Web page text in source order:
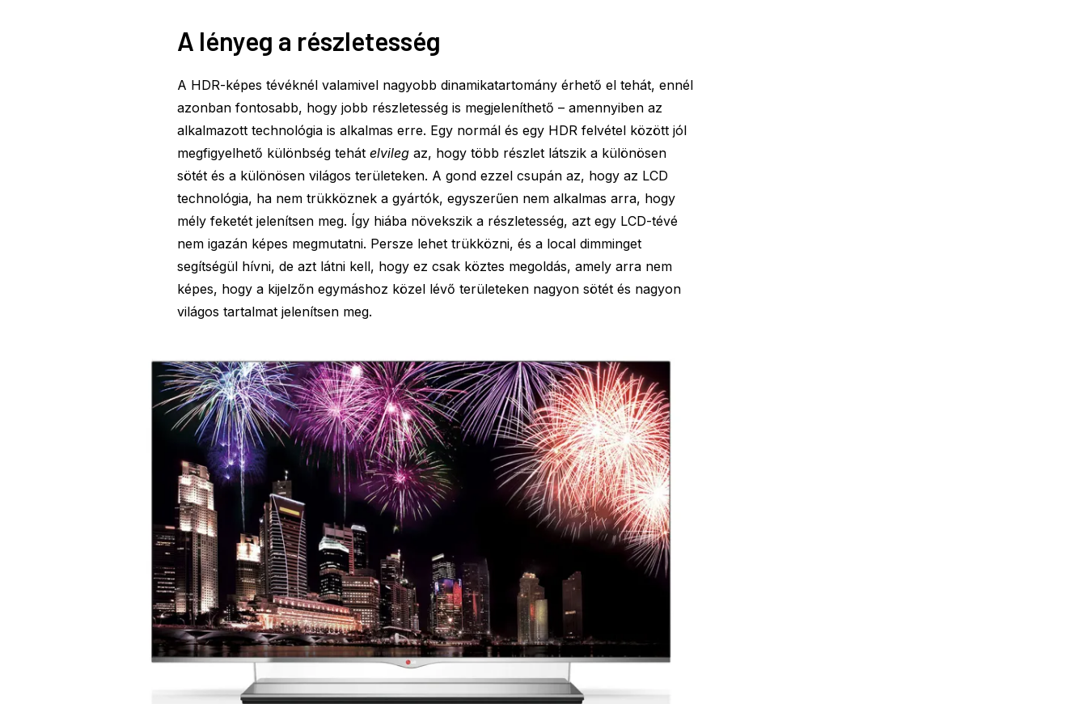
A lényeg a részletesség
A HDR-képes tévéknél valamivel nagyobb dinamikatartomány érhető el tehát, ennél
azonban fontosabb, hogy jobb részletesség is megjeleníthető – amennyiben az
alkalmazott technológia is alkalmas erre. Egy normál és egy HDR felvétel között jól
megfigyelhető különbség tehát elvileg az, hogy több részlet látszik a különösen
sötét és a különösen világos területeken. A gond ezzel csupán az, hogy az LCD
technológia, ha nem trükköznek a gyártók, egyszerűen nem alkalmas arra, hogy
mély feketét jelenítsen meg. Így hiába növekszik a részletesség, azt egy LCD-tévé
nem igazán képes megmutatni. Persze lehet trükközni, és a local dimminget
segítségül hívni, de azt látni kell, hogy ez csak köztes megoldás, amely arra nem
képes, hogy a kijelzőn egymáshoz közel lévő területeken nagyon sötét és nagyon
világos tartalmat jelenítsen meg.